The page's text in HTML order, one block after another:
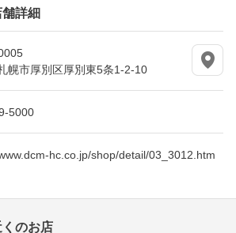
詳細
幌市厚別区厚別東5条1-2-10
5000
hc.co.jp/shop/detail/03_3012.htm
のお店